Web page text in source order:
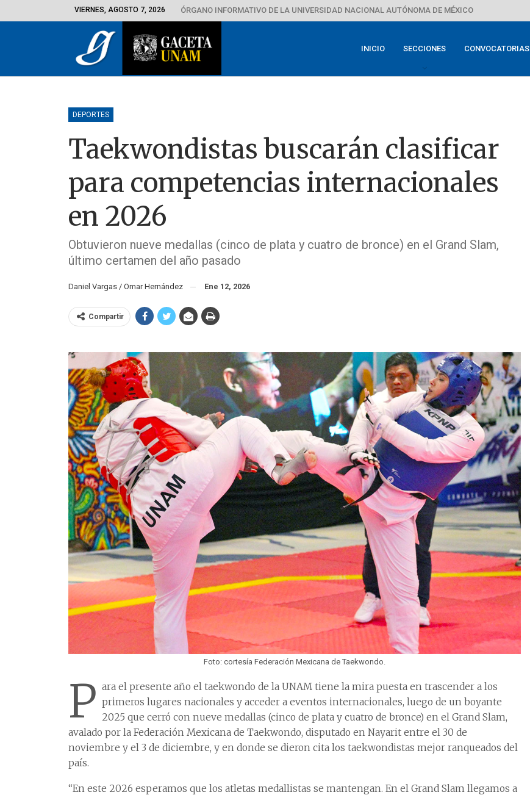
VIERNES, AGOSTO 7, 2026 ÓRGANO INFORMATIVO DE LA UNIVERSIDAD NACIONAL AUTÓNOMA DE MÉXICO
INICIO SECCIONES CONVOCATORIAS
DEPORTES
Taekwondistas buscarán clasificar
para competencias internacionales
en 2026
Obtuvieron nueve medallas (cinco de plata y cuatro de bronce) en el Grand Slam,
último certamen del año pasado
Daniel Vargas / Omar Hernández Ene 12, 2026
Compartir
Foto: cortesía Federación Mexicana de Taekwondo.
P ara el presente año el taekwondo de la UNAM tiene la mira puesta en trascender a los
primeros lugares nacionales y acceder a eventos internacionales, luego de un boyante
2025 que cerró con nueve medallas (cinco de plata y cuatro de bronce) en el Grand Slam,
avalado por la Federación Mexicana de Taekwondo, disputado en Nayarit entre el 30 de
noviembre y el 3 de diciembre, y en donde se dieron cita los taekwondistas mejor ranqueados del
país.
“En este 2026 esperamos que los atletas medallistas se mantengan. En el Grand Slam llegamos a